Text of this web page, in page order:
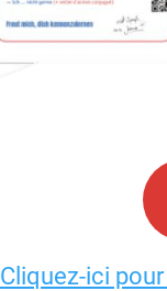
Cliquez-ici